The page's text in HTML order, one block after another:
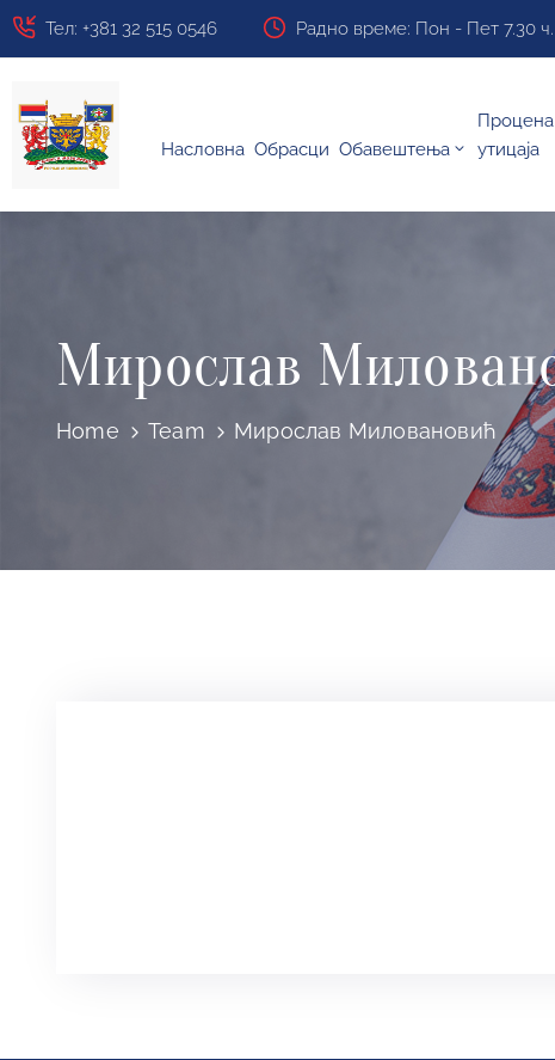
Тел: +381 32 515 0546 Радно време: Пон - Пет 7.30 ч.
Насловна Обрасци Обавештења
Процена
утицаја
Мирослав
Home Team Мирослав Миловановић